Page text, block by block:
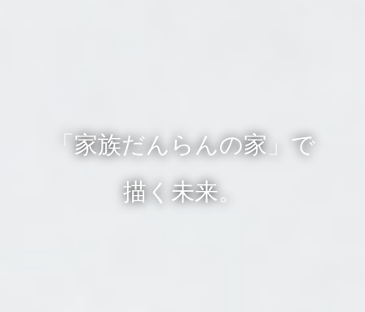
「家族だんらんの家」で
描く未来。